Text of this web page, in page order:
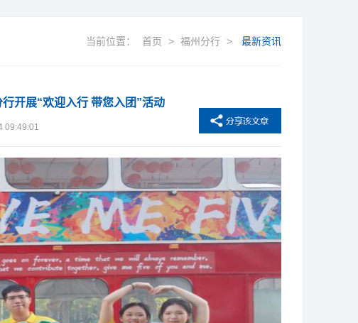
当前位置： 首页 > 福州分行 > 最新资讯
开展“欢迎入行 带您入团”活动
09:49:01